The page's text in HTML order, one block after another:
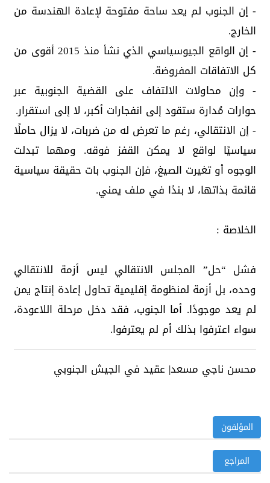
- إن الجنوب لم يعد ساحة مفتوحة لإعادة الهندسة من
الخارج.
- إن الواقع الجيوسياسي الذي نشأ منذ 2015 أقوى من
كل الاتفاقات المفروضة.
- وإن محاولات الالتفاف على القضية الجنوبية عبر
حوارات مُدارة ستقود إلى انفجارات أكبر، لا إلى استقرار.
- إن الانتقالي، رغم ما تعرض له من ضربات، لا يزال حاملًا
سياسيًا لواقع لا يمكن القفز فوقه. ومهما تبدلت
الوجوه أو تغيرت الصيغ، فإن الجنوب بات حقيقة سياسية
قائمة بذاتها، لا بندًا في ملف يمني.
الخلاصة :
فشل “حل” المجلس الانتقالي ليس أزمة للانتقالي
وحده، بل أزمة لمنظومة إقليمية تحاول إعادة إنتاج يمن
لم يعد موجودًا. أما الجنوب، فقد دخل مرحلة اللاعودة،
سواء اعترفوا بذلك أم لم يعترفوا.
محسن ناجي مسعد| عقيد في الجيش الجنوبي
المؤلفون
المراجع